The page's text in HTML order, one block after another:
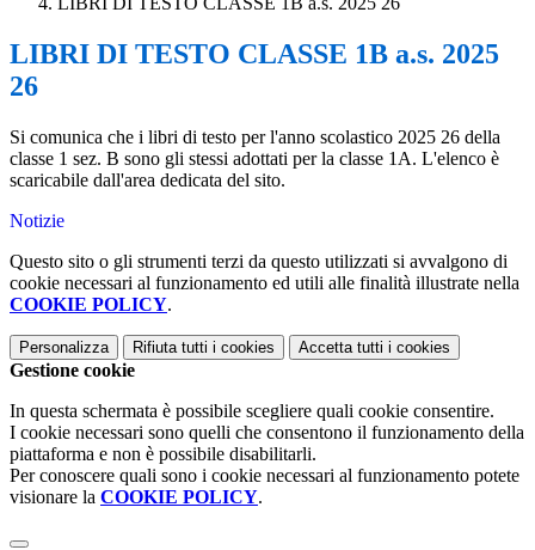
LIBRI DI TESTO CLASSE 1B a.s. 2025
26
Si comunica che i libri di testo per l'anno scolastico 2025 26 della
classe 1 sez. B sono gli stessi adottati per la classe 1A. L'elenco è
scaricabile dall'area dedicata del sito.
Notizie
Questo sito o gli strumenti terzi da questo utilizzati si avvalgono di
cookie necessari al funzionamento ed utili alle finalità illustrate nella
COOKIE POLICY.
Personalizza Rifiuta tutti i cookies Accetta tutti i cookies
Gestione cookie
In questa schermata è possibile scegliere quali cookie consentire.
I cookie necessari sono quelli che consentono il funzionamento della
piattaforma e non è possibile disabilitarli.
Per conoscere quali sono i cookie necessari al funzionamento potete
visionare la COOKIE POLICY.